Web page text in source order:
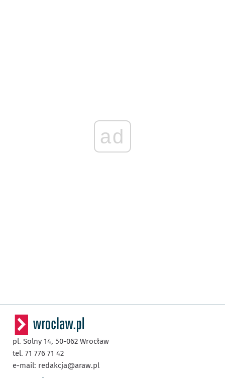
ad
pl. Solny 14, 50-062 Wrocław
tel. 71 776 71 42
e-mail: redakcja@araw.pl